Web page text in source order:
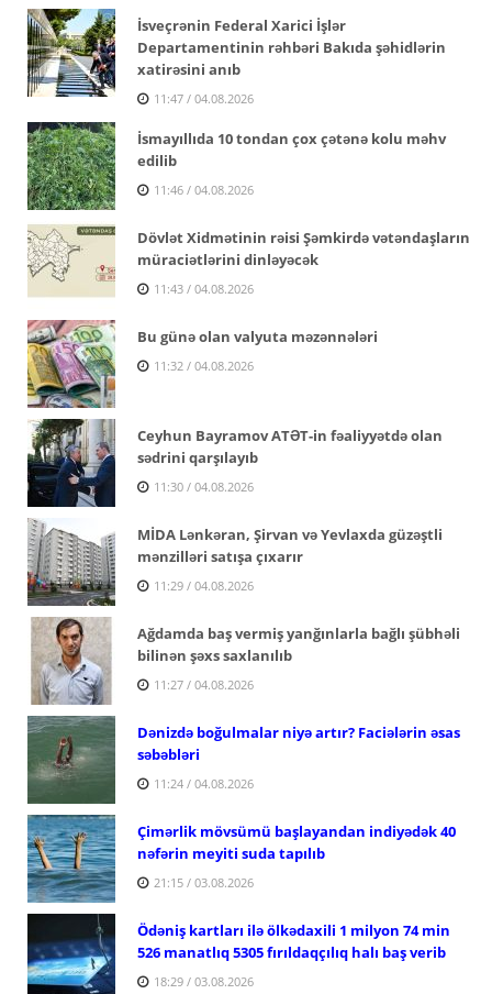
İsveçrənin Federal Xarici İşlər
Departamentinin rəhbəri Bakıda şəhidlərin
xatirəsini anıb
11:47 / 04.08.2026
İsmayıllıda 10 tondan çox çətənə kolu məhv
edilib
11:46 / 04.08.2026
Dövlət Xidmətinin rəisi Şəmkirdə vətəndaşların
müraciətlərini dinləyəcək
11:43 / 04.08.2026
Bu günə olan valyuta məzənnələri
11:32 / 04.08.2026
Ceyhun Bayramov ATƏT-in fəaliyyətdə olan
sədrini qarşılayıb
11:30 / 04.08.2026
MİDA Lənkəran, Şirvan və Yevlaxda güzəştli
mənzilləri satışa çıxarır
11:29 / 04.08.2026
Ağdamda baş vermiş yanğınlarla bağlı şübhəli
bilinən şəxs saxlanılıb
11:27 / 04.08.2026
Dənizdə boğulmalar niyə artır? Faciələrin əsas
səbəbləri
11:24 / 04.08.2026
Çimərlik mövsümü başlayandan indiyədək 40
nəfərin meyiti suda tapılıb
21:15 / 03.08.2026
Ödəniş kartları ilə ölkədaxili 1 milyon 74 min
526 manatlıq 5305 fırıldaqçılıq halı baş verib
18:29 / 03.08.2026